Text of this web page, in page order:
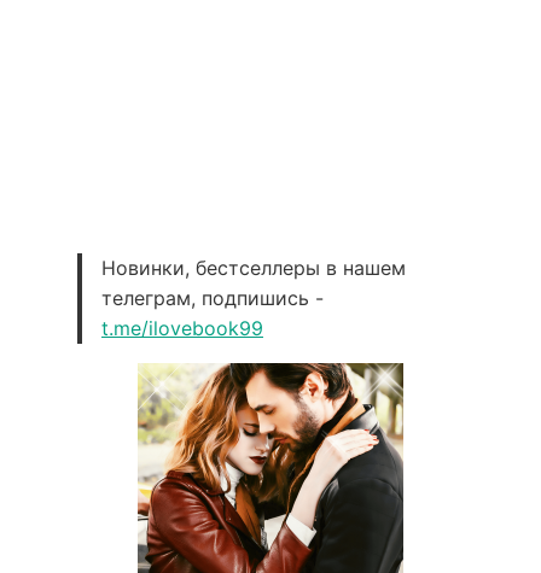
Новинки, бестселлеры в нашем
телеграм, подпишись -
t.me/ilovebook99